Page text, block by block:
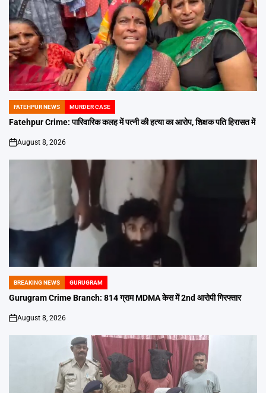
POSTED
IN
FATEHPUR NEWS MURDER CASE
Fatehpur Crime: पारिवारिक कलह में पत्नी की हत्या का आरोप, शिक्षक पति हिरासत में
on
August 8, 2026
POSTED
IN
BREAKING NEWS GURUGRAM
Gurugram Crime Branch: 814 ग्राम MDMA केस में 2nd आरोपी गिरफ्तार
on
August 8, 2026